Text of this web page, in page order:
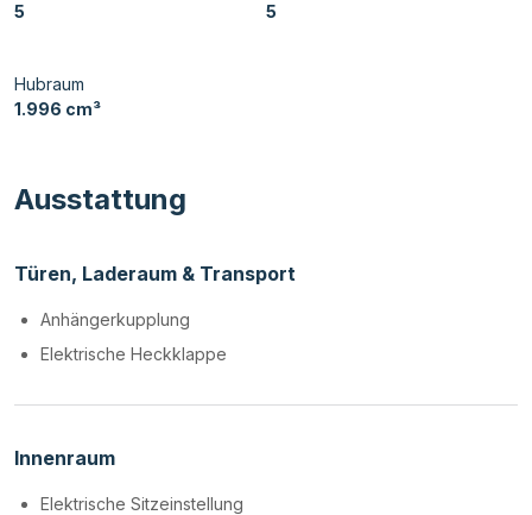
5
5
Hubraum
1.996 cm³
Ausstattung
Türen, Laderaum & Transport
Anhängerkupplung
Elektrische Heckklappe
Innenraum
Elektrische Sitzeinstellung